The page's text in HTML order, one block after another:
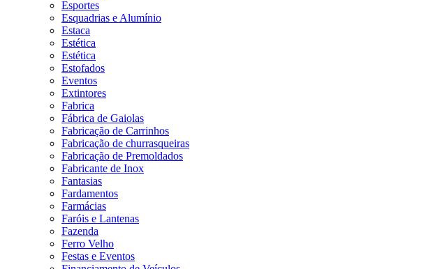
Esportes
Esquadrias e Alumínio
Estaca
Estética
Estética
Estofados
Eventos
Extintores
Fabrica
Fábrica de Gaiolas
Fabricação de Carrinhos
Fabricação de churrasqueiras
Fabricação de Premoldados
Fabricante de Inox
Fantasias
Fardamentos
Farmácias
Faróis e Lantenas
Fazenda
Ferro Velho
Festas e Eventos